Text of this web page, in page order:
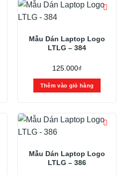
Mẫu Dán Laptop Logo
LTLG – 384
125.000₫
Thêm vào giỏ hàng
Mẫu Dán Laptop Logo
LTLG – 386